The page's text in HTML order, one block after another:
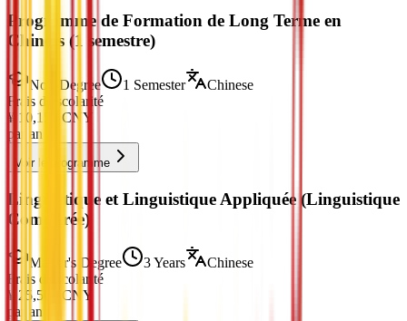
Programme de Formation de Long Terme en
Chinois (1 semestre)
Non-Degree 1 Semester
Chinese
Frais de scolarité
¥ 10,150
CNY
par an
Voir le programme
Linguistique et Linguistique Appliquée (Linguistique
Comparée)
Master's Degree 3 Years
Chinese
Frais de scolarité
¥ 25,500
CNY
par an